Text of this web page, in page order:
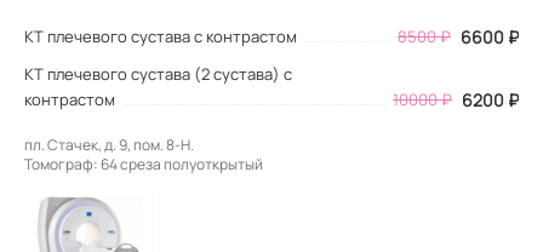
КТ плечевого сустава с контрастом 8500₽ 6600 ₽
КТ плечевого сустава (2 сустава) с
контрастом
10000 ₽ 6200 ₽
пл. Стачек, д. 9, пом. 8-Н.
Томограф: 64 среза полуоткрытый